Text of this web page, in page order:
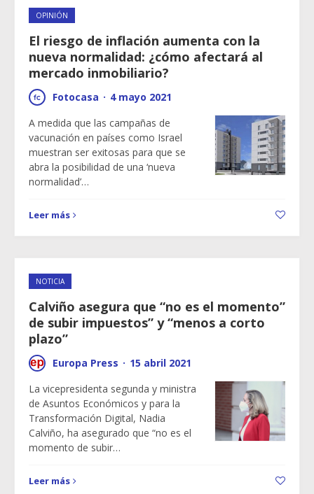
OPINIÓN
El riesgo de inflación aumenta con la
nueva normalidad: ¿cómo afectará al
mercado inmobiliario?
Fotocasa · 4 mayo 2021
A medida que las campañas de
vacunación en países como Israel
muestran ser exitosas para que se
abra la posibilidad de una ‘nueva
normalidad’…
Leer más
NOTICIA
Calviño asegura que “no es el momento”
de subir impuestos” y “menos a corto
plazo”
Europa Press · 15 abril 2021
La vicepresidenta segunda y ministra
de Asuntos Económicos y para la
Transformación Digital, Nadia
Calviño, ha asegurado que “no es el
momento de subir…
Leer más